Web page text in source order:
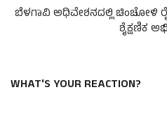
ಬೆಳಗಾವಿ ಅಧಿವೇಶನದಲ್ಲಿ ಚಿಂಚೋಳಿ
ಶೈಕ್ಷಣಿಕ
WHAT'S YOUR REACTION?